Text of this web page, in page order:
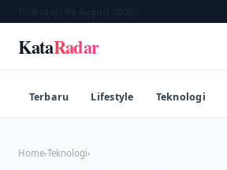
KataRadar
Terbaru Lifestyle Teknologi
Home›Teknologi›